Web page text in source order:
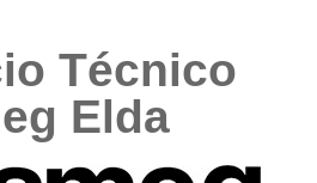
Técnico
Elda